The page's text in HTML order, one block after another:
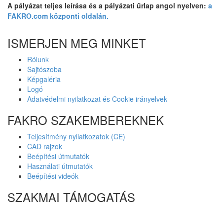
A pályázat teljes leírása és a pályázati űrlap angol nyelven: a
FAKRO.com központi oldalán.
ISMERJEN MEG MINKET
Rólunk
Sajtószoba
Képgaléria
Logó
Adatvédelmi nyilatkozat és Cookie irányelvek
FAKRO SZAKEMBEREKNEK
Teljesítmény nyilatkozatok (CE)
CAD rajzok
Beépítési útmutatók
Használati útmutatók
Beépítési videók
SZAKMAI TÁMOGATÁS